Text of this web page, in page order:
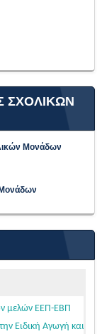
ΣΧΟΛΙΚΩΝ
Μονάδων
μελών ΕΕΠ-ΕΒΠ
Ειδική Αγωγή και